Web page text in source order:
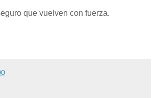
que vuelven con fuerza.